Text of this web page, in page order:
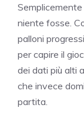
niente fosse.
palloni
per capire il
dei dati più alti
che invece
partita.